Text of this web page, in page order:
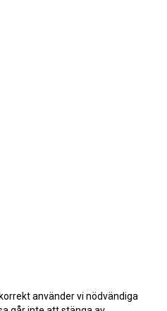
använder vi nödvändiga